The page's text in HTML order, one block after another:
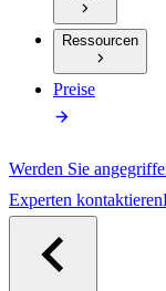
Ressourcen
Preise
Werden Sie
Experten kontaktieren